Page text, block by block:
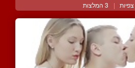
| 3 המלצות